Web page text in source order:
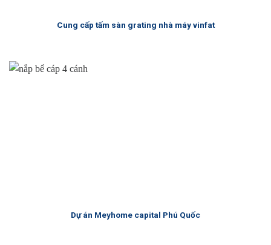
Cung cấp tấm sàn grating nhà máy vinfat
Dự án Meyhome capital Phú Quốc